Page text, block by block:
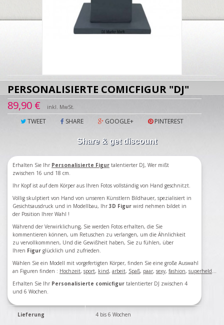
PERSONALISIERTE COMICFIGUR "DJ"
89,90 €
inkl. MwSt.
TWEET SHARE GOOGLE+ PINTEREST
Share & get discount
Erhalten Sie Ihr Personalisierte Figur talentierter DJ, Wer mißt
zwischen 16 und 18 cm.
Ihr Kopf ist auf dem Körper aus Ihren Fotos vollständig von Hand geschnitzt.
Völlig skulptiert von Hand von unseren Künstlern Bildhauer, spezialisiert in
Gesichtsausdruck und in Modellbau, Ihr 3D Figur wird nehmen bildet in
der Position Ihrer Wahl !
Während der Verwirklichung, Sie werden Fotos erhalten, die Sie
kommentieren können, um Retuschen zu verlangen, um die Ähnlichkeit
zu vervollkommnen, Und die Gewißheit haben, Sie zu fühlen, über
Ihren Figur glücklich und zufrieden.
Wählen Sie ein Modell mit vorgefertigten Körper, finden Sie eine große Auswahl
an Figuren finden : Hochzeit, sport, kind, arbeit, Spaß, paar, sexy, fashion, superheld...
Erhalten Sie Ihr Personalisierte comicfigur talentierter DJ zwischen 4
und 6 Wochen.
Lieferung 4 bis 6 Wochen